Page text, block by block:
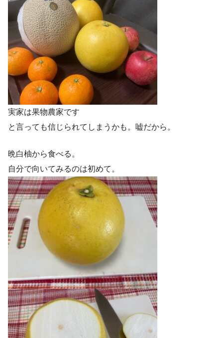
実家は果物農家です
と言っても信じられてしまうかも。嘘だから。
晩白柚から食べる。
自分で向いてみるのは初めて。